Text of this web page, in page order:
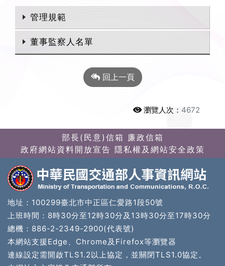
管理規範
董事監察人名單
回上一頁
瀏覽人次： 4672
部長(民意)信箱 廉政信箱
政府網站資料開放宣告 隱私權及網站安全政策
地址：100299臺北市中正區仁愛路1段50號
上班時間：8時30分至12時30分及13時30分至17時30分
總機：886-2-2349-2900(代表號)
本網站支援Edge、Chrome及Firefox等瀏覽器
連線設定需開啟TLS1.2以上協定，並關閉TLS1.0協定。